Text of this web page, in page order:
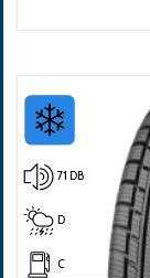
71 DB
D
C